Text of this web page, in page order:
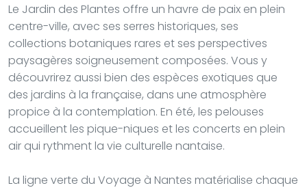
Le Jardin des Plantes offre un havre de paix en plein
centre-ville, avec ses serres historiques, ses
collections botaniques rares et ses perspectives
paysagères soigneusement composées. Vous y
découvrirez aussi bien des espèces exotiques que
des jardins à la française, dans une atmosphère
propice à la contemplation. En été, les pelouses
accueillent les pique-niques et les concerts en plein
air qui rythment la vie culturelle nantaise.
La ligne verte du Voyage à Nantes matérialise chaque